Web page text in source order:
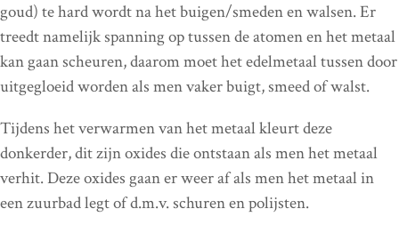
goud) te hard wordt na het buigen/smeden en walsen. Er
treedt namelijk spanning op tussen de atomen en het metaal
kan gaan scheuren, daarom moet het edelmetaal tussen door
uitgegloeid worden als men vaker buigt, smeed of walst.
Tijdens het verwarmen van het metaal kleurt deze
donkerder, dit zijn oxides die ontstaan als men het metaal
verhit. Deze oxides gaan er weer af als men het metaal in
een zuurbad legt of d.m.v. schuren en polijsten.